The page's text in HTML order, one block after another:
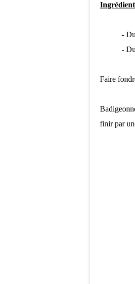
- Du
- Du
Faire
finir par